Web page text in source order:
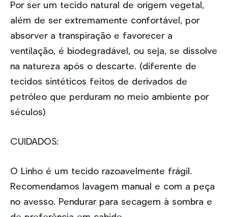
Por ser um tecido natural de origem vegetal,
além de ser extremamente confortável, por
absorver a transpiração e favorecer a
ventilação, é biodegradável, ou seja, se dissolve
na natureza após o descarte. (diferente de
tecidos sintéticos feitos de derivados de
petróleo que perduram no meio ambiente por
séculos)
CUIDADOS:
O Linho é um tecido razoavelmente frágil.
Recomendamos lavagem manual e com a peça
no avesso. Pendurar para secagem à sombra e